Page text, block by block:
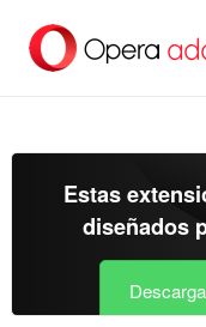
contenido
Estas
diseñados